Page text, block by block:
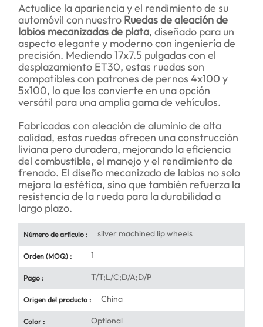
Actualice la apariencia y el rendimiento de su
automóvil con nuestro Ruedas de aleación de
labios mecanizadas de plata, diseñado para un
aspecto elegante y moderno con ingeniería de
precisión. Mediendo 17x7.5 pulgadas con el
desplazamiento ET30, estas ruedas son
compatibles con patrones de pernos 4x100 y
5x100, lo que los convierte en una opción
versátil para una amplia gama de vehículos.
Fabricadas con aleación de aluminio de alta
calidad, estas ruedas ofrecen una construcción
liviana pero duradera, mejorando la eficiencia
del combustible, el manejo y el rendimiento de
frenado. El diseño mecanizado de labios no solo
mejora la estética, sino que también refuerza la
resistencia de la rueda para la durabilidad a
largo plazo.
Número de artículo : silver machined lip wheels
Orden (MOQ) : 1
Pago : T/T;L/C;D/A;D/P
Origen del producto : China
Color : Optional